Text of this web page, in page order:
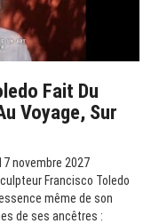
Fait Du
Voyage, Sur
novembre 2027
Francisco Toledo
même de son
de ses ancêtres :